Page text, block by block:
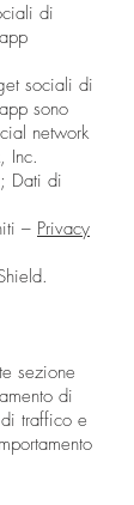
di
sociali di
sono
network
Inc.
Dati di
– Privacy
sezione
di
traffico e